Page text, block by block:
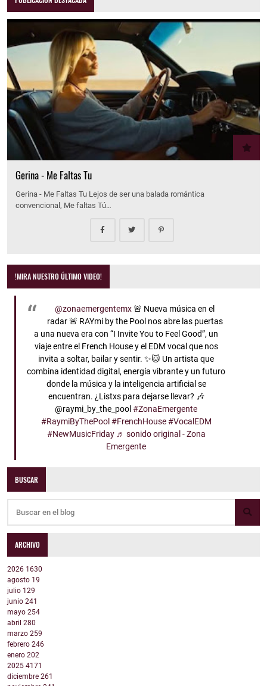
Gerina - Me Faltas Tu
Gerina - Me Faltas Tu Lejos de ser una balada romántica
convencional, Me faltas Tú…
!MIRA NUESTRO ÚLTIMO VIDEO!
@zonaemergentemx🚨 Nueva música en el
radar 🚨 RAYmi by the Pool nos abre las puertas
a una nueva era con “I Invite You to Feel Good”, un
viaje entre el French House y el EDM vocal que nos
invita a soltar, bailar y sentir. ✨🐱 Un artista que
combina identidad digital, energía vibrante y un futuro
donde la música y la inteligencia artificial se
encuentran. ¿Listxs para dejarse llevar? 🎶
@raymi_by_the_pool#ZonaEmergente
#RaymiByThePool #FrenchHouse #VocalEDM
#NewMusicFriday ♬ sonido original - Zona
Emergente
BUSCAR
ARCHIVO
2026 1630
agosto 19
julio 129
junio 241
mayo 254
abril 280
marzo 259
febrero 246
enero 202
2025 4171
diciembre 261